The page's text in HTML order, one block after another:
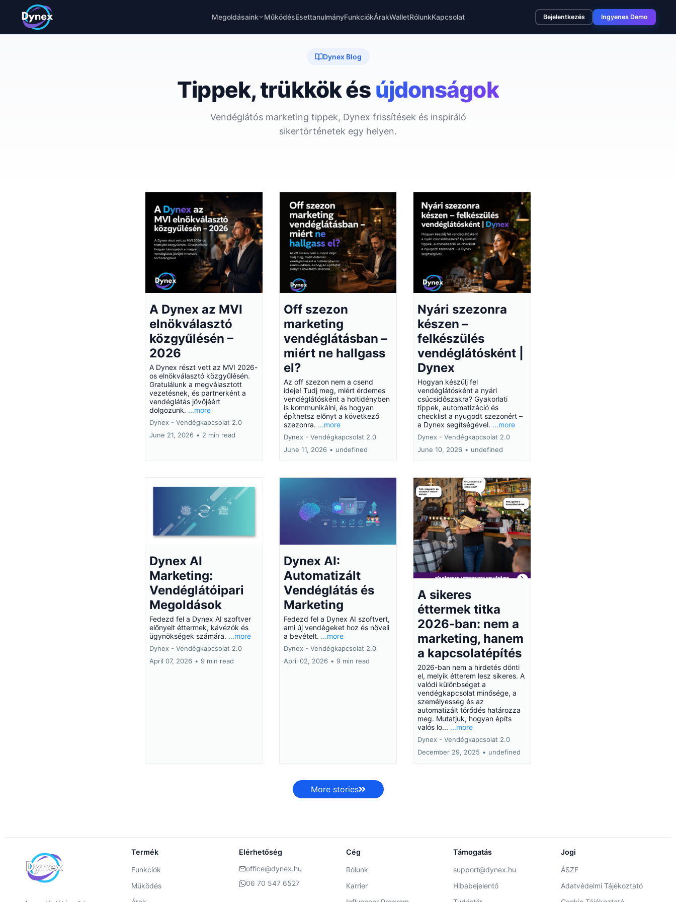
Megoldásaink MűködésEsettanulmányFunkciókÁrakWalletRólunkKapcsolat Bejelentkezés Ingyenes Demo
Dynex Blog
Tippek, trükkök és újdonságok
Vendéglátós marketing tippek, Dynex frissítések és inspiráló
sikertörténetek egy helyen.
A Dynex az MVI
elnökválasztó
közgyűlésén –
2026
A Dynex részt vett az MVI 2026-
os elnökválasztó közgyűlésén.
Gratulálunk a megválasztott
vezetésnek, és partnerként a
vendéglátás jövőjéért
dolgozunk. ...more
Dynex - Vendégkapcsolat 2.0
June 21, 2026 • 2 min read
Off szezon
marketing
vendéglátásban –
miért ne hallgass
el?
Az off szezon nem a csend
ideje! Tudj meg, miért érdemes
vendéglátósként a holtidényben
is kommunikálni, és hogyan
építhetsz előnyt a következő
szezonra. ...more
Dynex - Vendégkapcsolat 2.0
June 11, 2026 • undefined
Nyári szezonra
készen –
felkészülés
vendéglátósként |
Dynex
Hogyan készülj fel
vendéglátósként a nyári
csúcsidőszakra? Gyakorlati
tippek, automatizáció és
checklist a nyugodt szezonért –
a Dynex segítségével. ...more
Dynex - Vendégkapcsolat 2.0
June 10, 2026 • undefined
Dynex AI
Marketing:
Vendéglátóipari
Megoldások
Fedezd fel a Dynex AI szoftver
előnyeit éttermek, kávézók és
ügynökségek számára. ...more
Dynex - Vendégkapcsolat 2.0
April 07, 2026 • 9 min read
Dynex AI:
Automatizált
Vendéglátás és
Marketing
Fedezd fel a Dynex AI szoftvert,
ami új vendégeket hoz és növeli
a bevételt. ...more
Dynex - Vendégkapcsolat 2.0
April 02, 2026 • 9 min read
A sikeres
éttermek titka
2026-ban: nem a
marketing, hanem
a kapcsolatépítés
2026-ban nem a hirdetés dönti
el, melyik étterem lesz sikeres. A
valódi különbséget a
vendégkapcsolat minősége, a
személyesség és az
automatizált törődés határozza
meg. Mutatjuk, hogyan építs
valós lo... ...more
Dynex - Vendégkapcsolat 2.0
December 29, 2025 • undefined
More stories
Termék
Funkciók
Működés
Elérhetőség
office@dynex.hu
06 70 547 6527
Cég
Rólunk
Karrier
Támogatás
support@dynex.hu
Hibabejelentő
Jogi
ÁSZF
Adatvédelmi Tájékoztató